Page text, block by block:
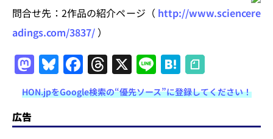
問合せ先：2作品の紹介ページ（ http://www.sciencere
adings.com/3837/ ）
M
a
st
o
Bl
u
e
s
F
a
c
e
T
h
re
a
X Li
n
e
H
at
e
n
HON.jpをGoogle検索の“優先ソース”に登録してください！
広告